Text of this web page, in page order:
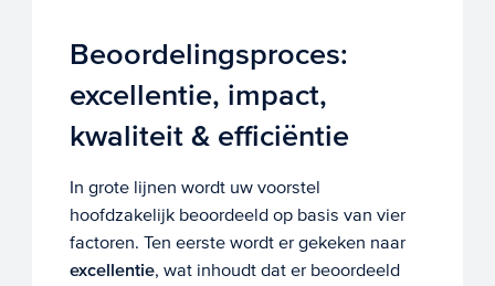
Beoordelingsproces:
excellentie, impact,
kwaliteit & efficiëntie
In grote lijnen wordt uw voorstel
hoofdzakelijk beoordeeld op basis van vier
factoren. Ten eerste wordt er gekeken naar
excellentie, wat inhoudt dat er beoordeeld